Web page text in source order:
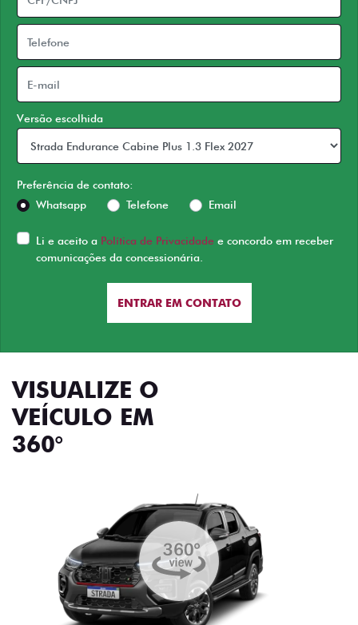
Versão escolhida
Preferência de contato:
Whatsapp
Telefone Email
Li e aceito a Política de Privacidade e concordo em receber
comunicações da concessionária.
ENTRAR EM CONTATO
VISUALIZE O
VEÍCULO EM
360°